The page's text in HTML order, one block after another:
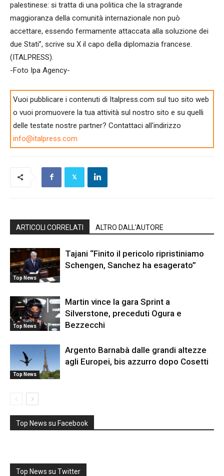
palestinese: si tratta di una politica che la stragrande
maggioranza della comunità internazionale non può
accettare, essendo fermamente attaccata alla soluzione dei
due Stati”, scrive su X il capo della diplomazia francese.
(ITALPRESS).
-Foto Ipa Agency-
Vuoi pubblicare i contenuti di Italpress.com sul tuo sito web
o vuoi promuovere la tua attività sul nostro sito e su quelli
delle testate nostre partner? Contattaci all'indirizzo
info@italpress.com
ARTICOLI CORRELATI ALTRO DALL'AUTORE
Top News
Tajani “Finito il pericolo ripristiniamo
Schengen, Sanchez ha esagerato”
Top News
Martin vince la gara Sprint a
Silverstone, preceduti Ogura e
Bezzecchi
Top News
Argento Barnabà dalle grandi altezze
agli Europei, bis azzurro dopo Cosetti
Top News su Facebook
Top News su Twitter